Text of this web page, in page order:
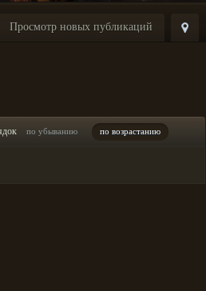
Просмотр новых публикаций
по убыванию по возрастанию